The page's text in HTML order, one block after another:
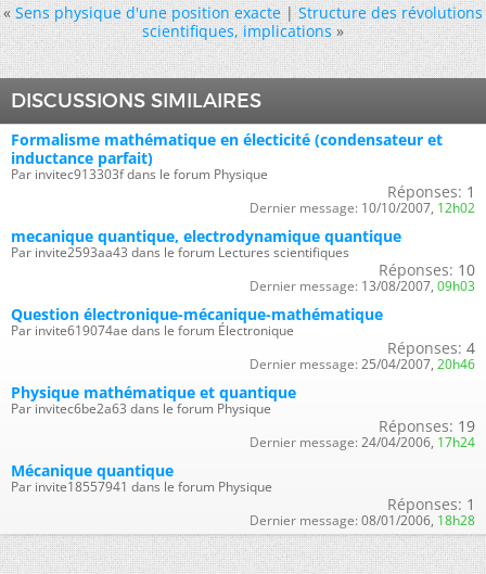
« Sens physique d'une position exacte|Structure des révolutions
scientifiques, implications »
DISCUSSIONS SIMILAIRES
Formalisme mathématique en électicité (condensateur et
inductance parfait)
Par invitec913303f dans le forum Physique
Réponses: 1
Dernier message: 10/10/2007, 12h02
mecanique quantique, electrodynamique quantique
Par invite2593aa43 dans le forum Lectures scientifiques
Réponses: 10
Dernier message: 13/08/2007, 09h03
Question électronique-mécanique-mathématique
Par invite619074ae dans le forum Électronique
Réponses: 4
Dernier message: 25/04/2007, 20h46
Physique mathématique et quantique
Par invitec6be2a63 dans le forum Physique
Réponses: 19
Dernier message: 24/04/2006, 17h24
Mécanique quantique
Par invite18557941 dans le forum Physique
Réponses: 1
Dernier message: 08/01/2006, 18h28